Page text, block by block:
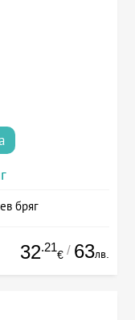
бряг
32.21
€ / 63лв.